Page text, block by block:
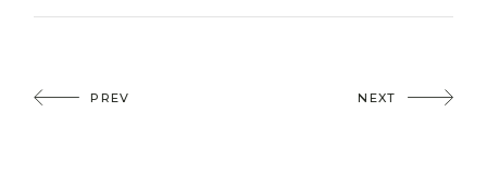
PREV NEXT